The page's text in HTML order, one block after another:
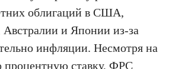
облигаций в США,
и Японии из-за
инфляции. Несмотря на
процентную ставку, ФРС